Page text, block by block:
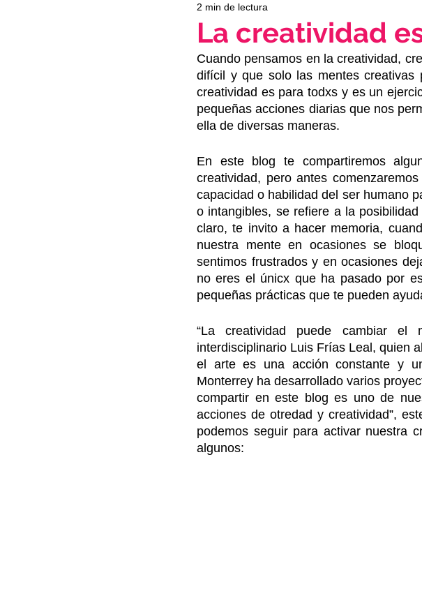
La creatividad
2 min de lectura
Cuando pensamos en la creatividad,
difícil y que solo las mentes
creatividad es para todxs y es un
pequeñas acciones diarias que nos
ella de diversas maneras.
En este blog te compartiremos
creatividad, pero antes
capacidad o habilidad del ser humano
o intangibles, se refiere a la
claro, te invito a hacer memoria,
nuestra mente en ocasiones se
sentimos frustrados y en ocasiones
no eres el únicx que ha pasado por
pequeñas prácticas que te pueden
“La creatividad puede cambiar
interdisciplinario Luis Frías Leal, quien
el arte es una acción constante y
Monterrey ha desarrollado varios
compartir en este blog es uno de
acciones de otredad y creatividad”,
podemos seguir para activar nuestra
algunos: